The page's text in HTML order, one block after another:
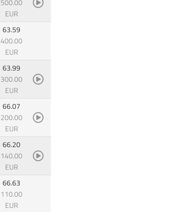
500.00
EUR
63.59
400.00
EUR
63.99
300.00
EUR
66.07
200.00
EUR
66.20
140.00
EUR
66.63
110.00
EUR